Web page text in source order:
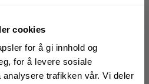
cookies
for å gi innhold og
for å levere sosiale
trafikken vår. Vi deler